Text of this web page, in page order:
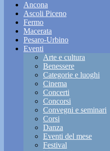
Ancona
Ascoli Piceno
Fermo
Macerata
Pesaro-Urbino
Eventi
Arte e cultura
Benessere
Categorie e luoghi
Cinema
Concerti
Concorsi
Convegni e seminari
Corsi
Danza
Eventi del mese
Festival